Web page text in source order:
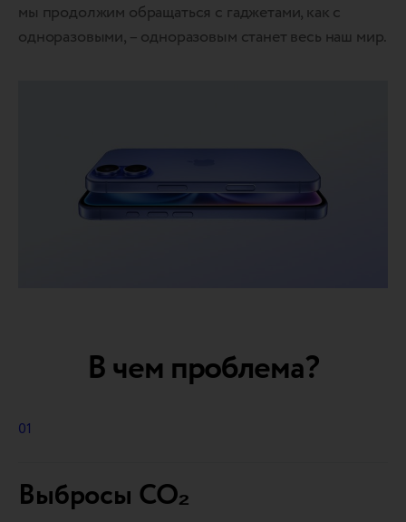
мы продолжим обращаться с гаджетами, как с
одноразовыми, – одноразовым станет весь наш мир.
В чем проблема?
01
Выбросы CO₂